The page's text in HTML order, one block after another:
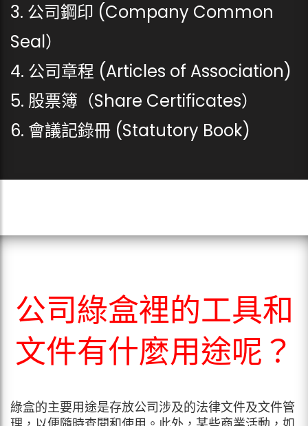
3. 公司鋼印 (Company Common
Seal）
4. 公司章程 (Articles of Association)
5. 股票簿（Share Certificates）
6. 會議記錄冊 (Statutory Book)
公司綠盒裡的工具和
文件有什麼用途呢？
綠盒的主要用途是存放公司涉及的法律文件及文件管